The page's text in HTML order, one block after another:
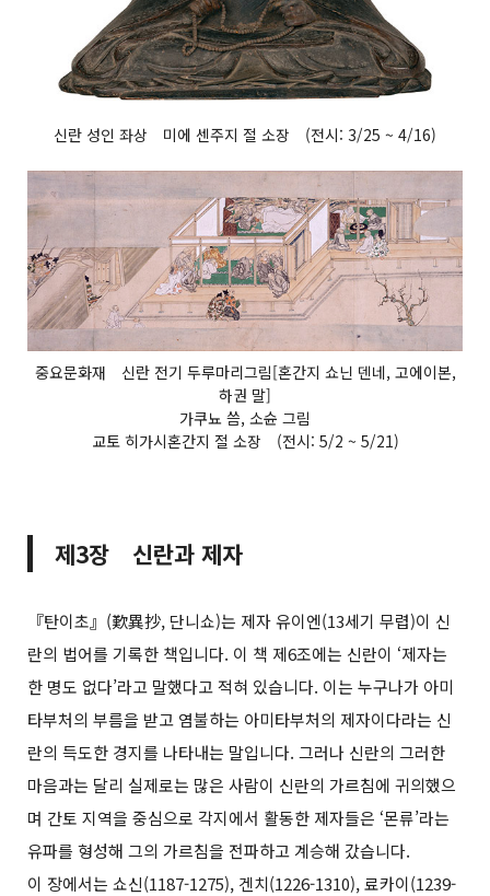
신란 성인 좌상 미에 센주지 절 소장 (전시: 3/25 ~ 4/16)
중요문화재 신란 전기 두루마리그림[혼간지 쇼닌 덴네, 고에이본,
하권 말]
가쿠뇨 씀, 소슌 그림
교토 히가시혼간지 절 소장 (전시: 5/2 ~ 5/21)
제3장 신란과 제자
『탄이초』(歎異抄, 단니쇼)는 제자 유이엔(13세기 무렵)이 신
란의 법어를 기록한 책입니다. 이 책 제6조에는 신란이 ‘제자는
한 명도 없다’라고 말했다고 적혀 있습니다. 이는 누구나가 아미
타부처의 부름을 받고 염불하는 아미타부처의 제자이다라는 신
란의 득도한 경지를 나타내는 말입니다. 그러나 신란의 그러한
마음과는 달리 실제로는 많은 사람이 신란의 가르침에 귀의했으
며 간토 지역을 중심으로 각지에서 활동한 제자들은 ‘몬류’라는
유파를 형성해 그의 가르침을 전파하고 계승해 갔습니다.
이 장에서는 쇼신(1187-1275), 겐치(1226-1310), 료카이(1239-